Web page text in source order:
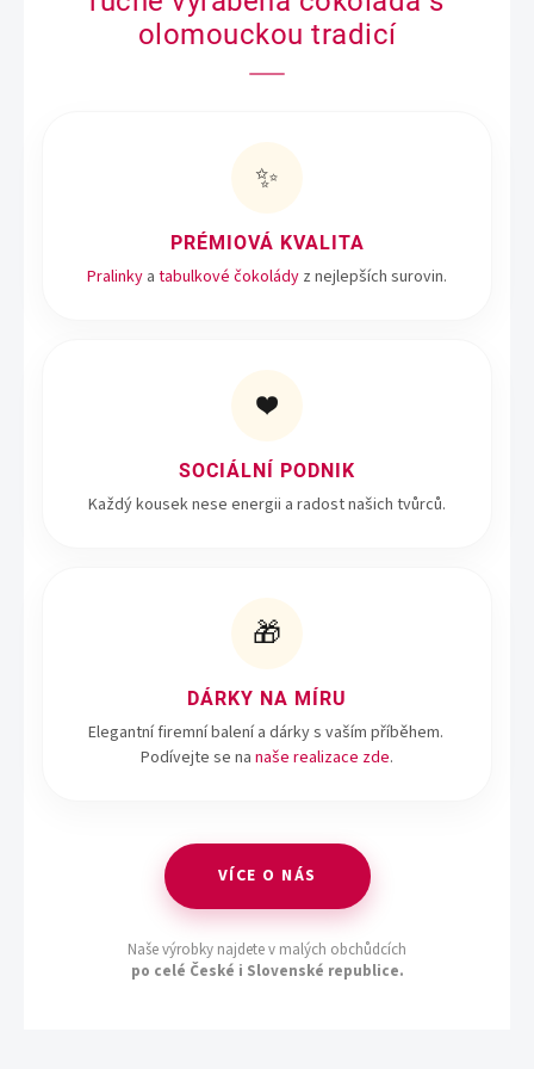
í
p
r
v
p
s
u
olomouckou tradicí
✨
PRÉMIOVÁ KVALITA
Pralinky a tabulkové čokolády z nejlepších surovin.
❤️
SOCIÁLNÍ PODNIK
Každý kousek nese energii a radost našich tvůrců.
🎁
DÁRKY NA MÍRU
Elegantní firemní balení a dárky s vaším příběhem.
Podívejte se na naše realizace zde.
VÍCE O NÁS
Naše výrobky najdete v malých obchůdcích
po celé České i Slovenské republice.